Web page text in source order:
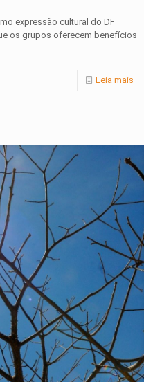
expressão cultural do DF
os grupos oferecem benefícios
Leia mais